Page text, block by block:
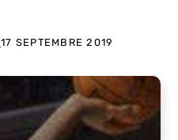
17 SEPTEMBRE 2019